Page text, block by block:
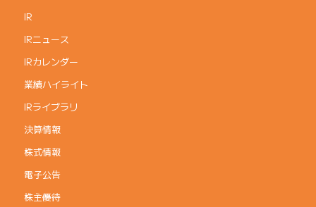
IR
IRニュース
IRカレンダー
業績ハイライト
IRライブラリ
決算情報
株式情報
電子公告
株主優待